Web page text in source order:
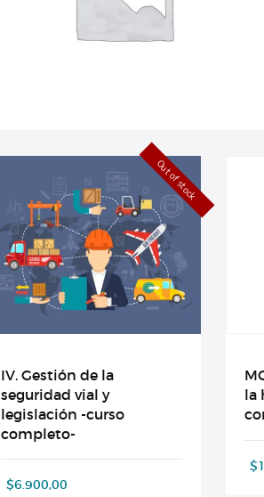
Out of stock
IV. Gestión de la
seguridad vial y
legislación -curso
completo-
$6.900,00
la
$